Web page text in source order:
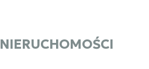
NIERUCHOMOŚCI